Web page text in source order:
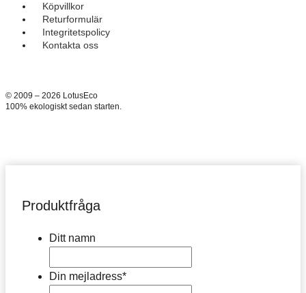
Köpvillkor
Returformulär
Integritetspolicy
Kontakta oss
© 2009 – 2026 LotusEco
100% ekologiskt sedan starten.
Produktfråga
Ditt namn
Din mejladress*